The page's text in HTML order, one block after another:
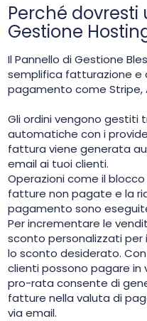
Perché dovresti
Gestione
Il Pannello di Gestione
semplifica fatturazione e
pagamento come Stripe,
Gli ordini vengono gestiti
automatiche con i
fattura viene generata
email ai tuoi clienti.
Operazioni come il
fatture non pagate e la
pagamento sono
Per incrementare le
sconto personalizzati
lo sconto desiderato.
clienti possono pagare in
pro-rata consente di
fatture nella valuta di
via email.